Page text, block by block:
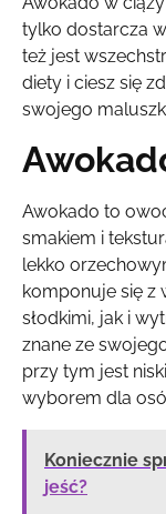
tylko dostarcza
też jest
diety i ciesz się
swojego
Awokado to
smakiem i
lekko
komponuje się z
słodkimi, jak i
znane ze
przy tym jest
wyborem dla
Koniecznie
jeść?